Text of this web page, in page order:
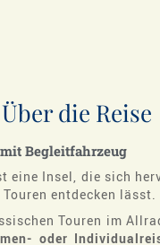
Über die Reise
mit Begleitfahrzeug
eine Insel, die sich
entdecken lässt.
Touren im
oder